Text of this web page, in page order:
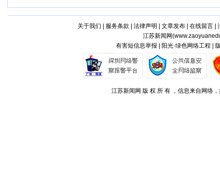
关于我们 服务条款 法律声明 文章发布| 在线留言|
江苏新闻网(
有害短信息举报 | 阳光·绿色网络工程 |
江苏新闻网 版 权 所 有 ，信息来自网络